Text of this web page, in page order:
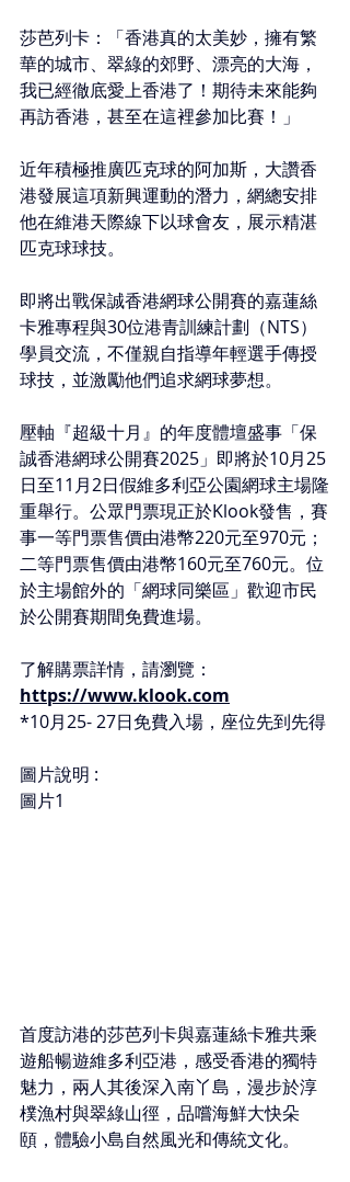
莎芭列卡：「香港真的太美妙，擁有繁
華的城市、翠綠的郊野、漂亮的大海，
我已經徹底愛上香港了！期待未來能夠
再訪香港，甚至在這裡參加比賽！」
近年積極推廣匹克球的阿加斯，大讚香
港發展這項新興運動的潛力，網總安排
他在維港天際線下以球會友，展示精湛
匹克球球技。
即將出戰保誠香港網球公開賽的嘉蓮絲
卡雅專程與30位港青訓練計劃（NTS）
學員交流，不僅親自指導年輕選手傳授
球技，並激勵他們追求網球夢想。
壓軸『超級十月』的年度體壇盛事「保
誠香港網球公開賽2025」即將於10月25
日至11月2日假維多利亞公園網球主場隆
重舉行。公眾門票現正於Klook發售，賽
事一等門票售價由港幣220元至970元；
二等門票售價由港幣160元至760元。位
於主場館外的「網球同樂區」歡迎市民
於公開賽期間免費進場。
了解購票詳情，請瀏覽：
https://www.klook.com
*10月25- 27日免費入場，座位先到先得
圖片說明 :
圖片1
首度訪港的莎芭列卡與嘉蓮絲卡雅共乘
遊船暢遊維多利亞港，感受香港的獨特
魅力，兩人其後深入南丫島，漫步於淳
樸漁村與翠綠山徑，品嚐海鮮大快朵
頤，體驗小島自然風光和傳統文化。